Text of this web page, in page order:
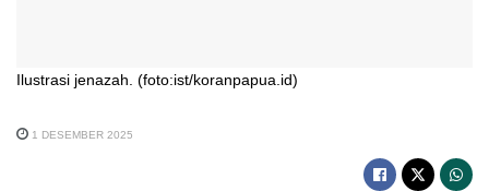
Ilustrasi jenazah. (foto:ist/koranpapua.id)
1 DESEMBER 2025